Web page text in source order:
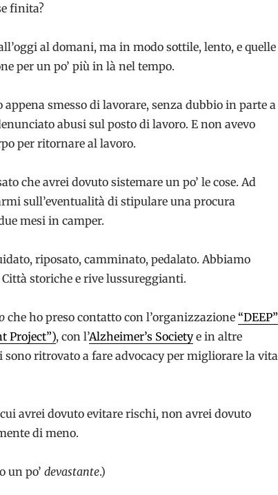
finita?
al domani, ma in modo sottile, lento, e quelle
per un po’ più in là nel tempo.
smesso di lavorare, senza dubbio in parte a
abusi sul posto di lavoro. E non avevo
per ritornare al lavoro.
che avrei dovuto sistemare un po’ le cose. Ad
sull’eventualità di stipulare una procura
mesi in camper.
riposato, camminato, pedalato. Abbiamo
storiche e rive lussureggianti.
che ho preso contatto con l’organizzazione “DEEP”
Project”), con l’Alzheimer’s Societye in altre
sono ritrovato a fare advocacy per migliorare la vita
avrei dovuto evitare rischi, non avrei dovuto
di meno.
un po’ devastante.)